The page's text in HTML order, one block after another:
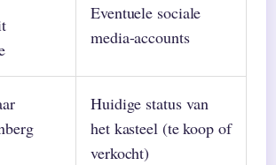
Eventuele sociale
media-accounts
Huidige status van
het kasteel (te koop of
verkocht)